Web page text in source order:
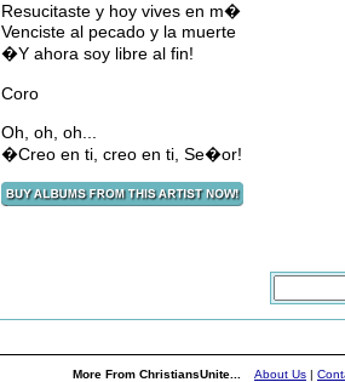
Resucitaste y hoy vives en m�
Venciste al pecado y la muerte
�Y ahora soy libre al fin!
Coro
Oh, oh, oh...
�Creo en ti, creo en ti, Se�or!
More From ChristiansUnite... About Us |